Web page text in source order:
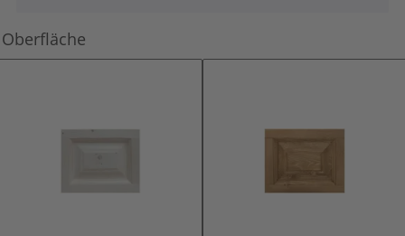
Oberfläche